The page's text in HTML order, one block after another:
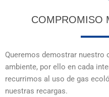
COMPROMISO
Queremos demostrar
ambiente, por ello en cada
recurrimos al uso de gas
nuestras recargas.